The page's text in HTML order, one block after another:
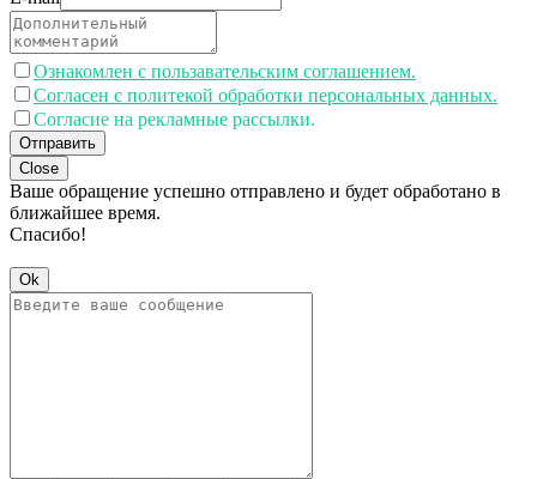
Ознакомлен с пользавательским соглашением.
Согласен с политекой обработки персональных данных.
Согласие на рекламные рассылки.
Отправить
Close
Ваше обращение успешно отправлено и будет обработано в
ближайшее время.
Спасибо!
Ok